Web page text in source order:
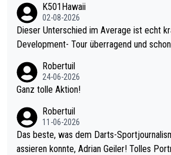
K501Hawaii
02-08-2026
Dieser Unterschied im Average ist echt krass! 111+ ist
Development- Tour überragend und
mal 40+ erst recht. Da gewinnst keinen Blumentopf - ist ja noc
h krasser wie ein Pokalspiel eines Kreisligisten vs einem Bund
Robertuil
24-06-2026
Ganz tolle Aktion!
Robertuil
11-06-2026
Das beste, was dem Darts-
assieren konnte, Adrian Geiler! Tolles